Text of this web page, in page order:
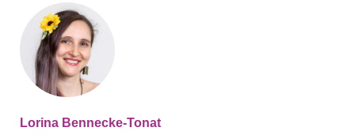
Lorina Bennecke-Tonat